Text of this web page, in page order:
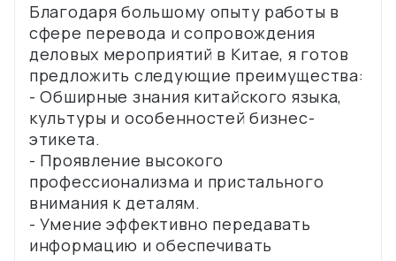
Благодаря большому опыту работы в
сфере перевода и сопровождения
деловых мероприятий в Китае, я готов
предложить следующие преимущества:
- Обширные знания китайского языка,
культуры и особенностей бизнес-
этикета.
- Проявление высокого
профессионализма и пристального
внимания к деталям.
- Умение эффективно передавать
информацию и обеспечивать